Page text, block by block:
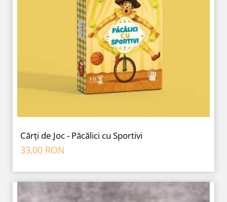
Cărți de Joc - Păcălici cu Sportivi
33,00 RON